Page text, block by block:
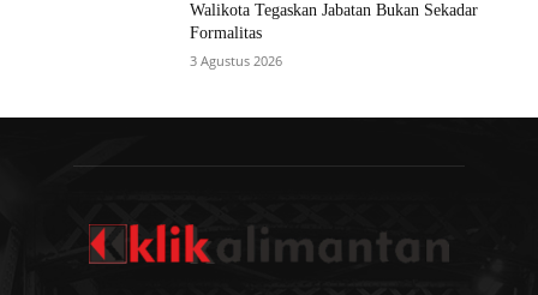
Walikota Tegaskan Jabatan Bukan Sekadar
Formalitas
3 Agustus 2026